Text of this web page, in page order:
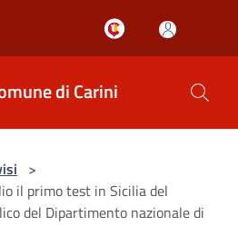
di Carini
>
il primo test in Sicilia del
del Dipartimento nazionale di